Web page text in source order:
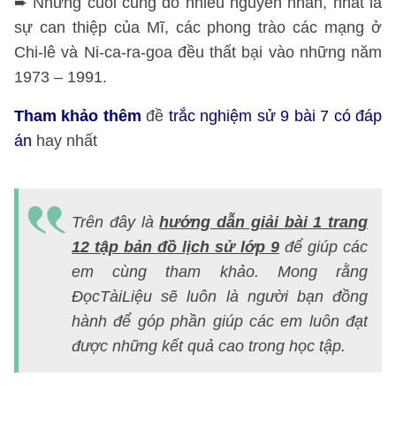
sự can thiệp của Mĩ, các phong trào các mạng ở
Chi-lê và Ni-ca-ra-goa đều thất bại vào những năm
1973 – 1991.
Tham khảo thêm đề trắc nghiệm sử 9 bài 7 có đáp
án hay nhất
Trên đây làhướng dẫn giải bài 1 trang
12 tập bản đồ lịch sử lớp 9 để giúp các
em cùng tham khảo. Mong rằng
ĐọcTàiLiệu sẽ luôn là người bạn đồng
hành để góp phần giúp các em luôn đạt
được những kết quả cao trong học tập.